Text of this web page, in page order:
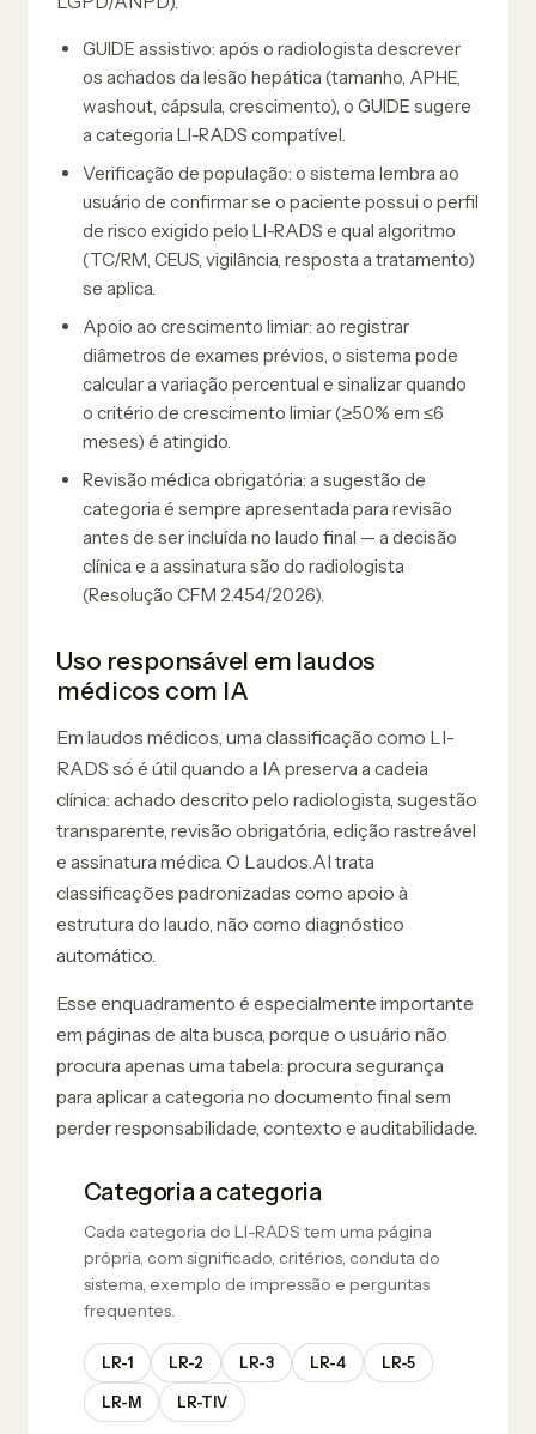
GUIDE assistivo: após o radiologista descrever
os achados da lesão hepática (tamanho, APHE,
washout, cápsula, crescimento), o GUIDE sugere
a categoria LI-RADS compatível.
Verificação de população: o sistema lembra ao
usuário de confirmar se o paciente possui o perfil
de risco exigido pelo LI-RADS e qual algoritmo
(TC/RM, CEUS, vigilância, resposta a tratamento)
se aplica.
Apoio ao crescimento limiar: ao registrar
diâmetros de exames prévios, o sistema pode
calcular a variação percentual e sinalizar quando
o critério de crescimento limiar (≥50% em ≤6
meses) é atingido.
Revisão médica obrigatória: a sugestão de
categoria é sempre apresentada para revisão
antes de ser incluída no laudo final — a decisão
clínica e a assinatura são do radiologista
(Resolução CFM 2.454/2026).
Uso responsável em laudos
médicos com IA
Em laudos médicos, uma classificação como LI-
RADS só é útil quando a IA preserva a cadeia
clínica: achado descrito pelo radiologista, sugestão
transparente, revisão obrigatória, edição rastreável
e assinatura médica. O Laudos.AI trata
classificações padronizadas como apoio à
estrutura do laudo, não como diagnóstico
automático.
Esse enquadramento é especialmente importante
em páginas de alta busca, porque o usuário não
procura apenas uma tabela: procura segurança
para aplicar a categoria no documento final sem
perder responsabilidade, contexto e auditabilidade.
Categoria a categoria
Cada categoria do LI-RADS tem uma página
própria, com significado, critérios, conduta do
sistema, exemplo de impressão e perguntas
frequentes.
LR-1 LR-2 LR-3 LR-4 LR-5
LR-M LR-TIV